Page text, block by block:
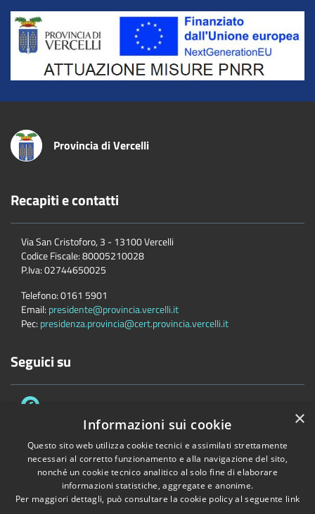
Title
Provincia di Vercelli
Recapiti e contatti
Via San Cristoforo, 3 - 13100 Vercelli
Codice Fiscale:80005210028
P.Iva:02744650025
Telefono:0161 5901
Email: presidente@provincia.vercelli.it
Pec: presidenza.provincia@cert.provincia.vercelli.it
Seguici su
Accessibilità Privacy Cookie
Mappa del sito
Dichiarazione di accessibilità e meccanismo di feedback
×
Informazioni sui cookie
Questo sito web utilizza cookie tecnici e assimilati strettamente
necessari al corretto funzionamento e alla navigazione del sito,
nonché un cookie tecnico analitico al solo fine di elaborare
informazioni statistiche, aggregate e anonime.
Per maggiori dettagli, può consultare la cookie policy al seguente link